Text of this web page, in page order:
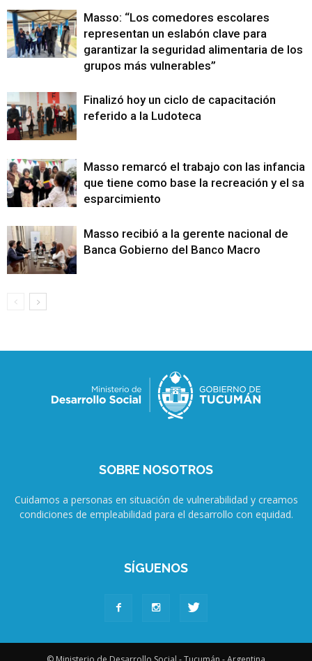
Masso: “Los comedores escolares
representan un eslabón clave para
garantizar la seguridad alimentaria de los
grupos más vulnerables”
Finalizó hoy un ciclo de capacitación
referido a la Ludoteca
Masso remarcó el trabajo con las infancias
que tiene como base la recreación y el
esparcimiento
Masso recibió a la gerente nacional de
Banca Gobierno del Banco Macro
SOBRE NOSOTROS
Cuidamos a personas en situación de vulnerabilidad y creamos
condiciones de empleabilidad para el desarrollo con equidad.
SÍGUENOS